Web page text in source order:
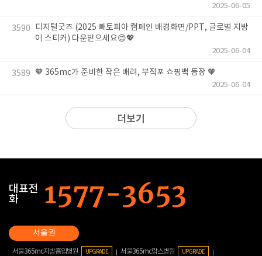
2025-06-05
3590
디지털굿즈 (2025 빼토피아 캠페인 배경화면/PPT, 글로벌 지방
이 스티커) 다운받으세요😊💖
2025-06-04
3589 🧡 365mc가 준비한 작은 배려, 부직포 쇼핑백 등장 🧡
2025-06-04
더보기
대표전
화
서울365mc지방흡입병원 UPGRADE 서울365mc람스병원 UPGRADE